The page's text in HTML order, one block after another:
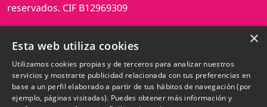
reservados. CIF B12969309
×
Esta web utiliza cookies
Utilizamos cookies propias y de terceros para analizar nuestros
servicios y mostrarte publicidad relacionada con tus preferencias en
base a un perfil elaborado a partir de tus hábitos de navegación (por
ejemplo, páginas visitadas). Puedes obtener más información y